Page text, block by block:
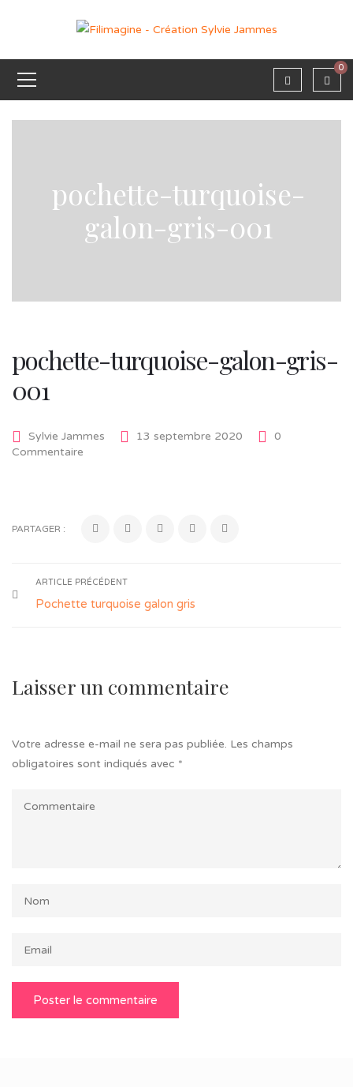
0
pochette-turquoise-
galon-gris-001
pochette-turquoise-galon-gris-
001
Sylvie Jammes 13 septembre 2020
0
Commentaire
PARTAGER :
ARTICLE PRÉCÉDENT
Pochette turquoise galon gris
Laisser un commentaire
Votre adresse e-mail ne sera pas publiée. Les champs
obligatoires sont indiqués avec *